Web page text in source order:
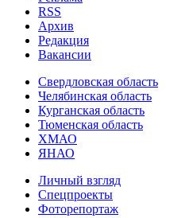
RSS
Архив
Редакция
Вакансии
Свердловская область
Челябинская область
Курганская область
Тюменская область
ХМАО
ЯНАО
Личный взгляд
Спецпроекты
Фоторепортаж